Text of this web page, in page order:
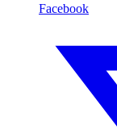
Facebook